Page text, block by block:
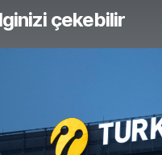
çekebilir